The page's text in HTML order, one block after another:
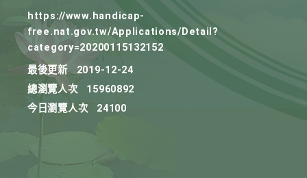
https://www.handicap-
free.nat.gov.tw/Applications/Detail?
category=20200115132152
最後更新
2019-12-24
總瀏覽人次
15960892
今日瀏覽人次
24100